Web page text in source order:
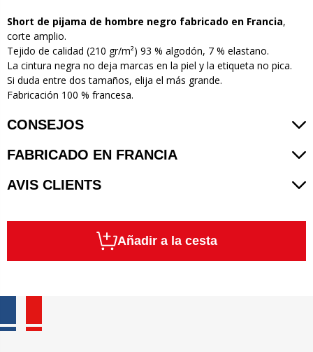
Short de pijama de hombre negro fabricado en Francia,
corte amplio.
Tejido de calidad (210 gr/m²) 93 % algodón, 7 % elastano.
La cintura negra no deja marcas en la piel y la etiqueta no pica.
Si duda entre dos tamaños, elija el más grande.
Fabricación 100 % francesa.
CONSEJOS
FABRICADO EN FRANCIA
AVIS CLIENTS
Añadir a la cesta